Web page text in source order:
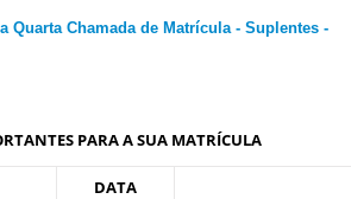
Quarta Chamada de Matrícula - Suplentes -
PARA A SUA MATRÍCULA
DATA